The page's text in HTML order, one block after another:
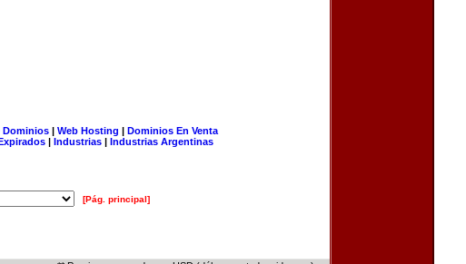
Dominios| Web Hosting | Dominios En Venta
| Industrias | Industrias Argentinas
[Pág. principal]